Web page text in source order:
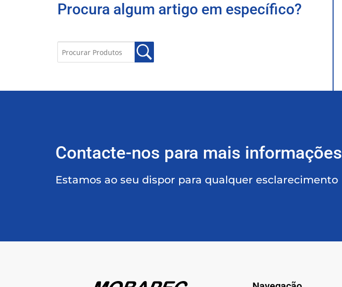
Procura algum artigo em específico?
Contacte-nos para mais informações
Estamos ao seu dispor para qualquer esclarecimento